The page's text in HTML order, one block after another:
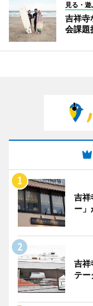
見る・遊
吉祥寺
会課題
吉祥
ー
吉
テー